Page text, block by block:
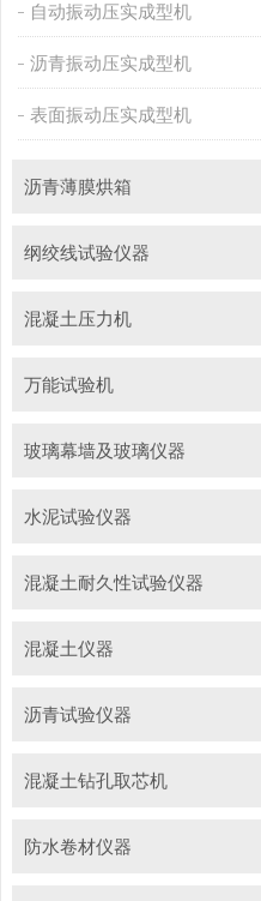
自动振动压实成型机
沥青振动压实成型机
表面振动压实成型机
沥青薄膜烘箱
纲绞线试验仪器
混凝土压力机
万能试验机
玻璃幕墙及玻璃仪器
水泥试验仪器
混凝土耐久性试验仪器
混凝土仪器
沥青试验仪器
混凝土钻孔取芯机
防水卷材仪器